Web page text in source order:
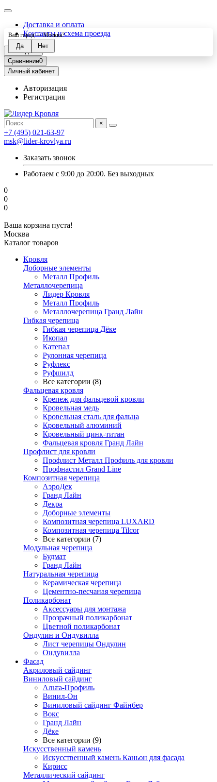
Доставка и оплата
Контакты и схема проезда
Закладки0
Сравнение0
Личный кабинет
Авторизация
Регистрация
×
+7 (495) 021-63-97
msk@lider-krovlya.ru
Заказать звонок
Работаем с 9:00 до 20:00. Без выходных
0
0
0
Ваша корзина пуста!
Москва
Ваш город —Москва?
Каталог товаров
Кровля
Доборные элементы
Металл Профиль
Металлочерепица
Лидер Кровля
Металл Профиль
Металлочерепица Гранд Лайн
Гибкая черепица
Гибкая черепица Дёке
Икопал
Катепал
Рулонная черепица
Руфлекс
Руфшилд
Все категории (8)
Фальцевая кровля
Крепеж для фальцевой кровли
Кровельная медь
Кровельная сталь для фальца
Кровельный алюминий
Кровельный цинк-титан
Фальцевая кровля Гранд Лайн
Профлист для кровли
Профлист Металл Профиль для кровли
Профнастил Grand Line
Композитная черепица
АэроДек
Гранд Лайн
Декра
Доборные элементы
Композитная черепица LUXARD
Композитная черепица Tilcor
Все категории (7)
Модульная черепица
Будмат
Гранд Лайн
Натуральная черепица
Керамическая черепица
Цементно-песчаная черепица
Поликарбонат
Аксессуары для монтажа
Прозрачный поликарбонат
Цветной поликарбонат
Ондулин и Ондувилла
Лист черепицы Ондулин
Ондувилла
Фасад
Акриловый сайдинг
Виниловый сайдинг
Альта-Профиль
Винил-Он
Виниловый сайдинг Файнбер
Вокс
Гранд Лайн
Дёке
Все категории (9)
Искусственный камень
Искусственный камень Каньон для фасада
Кирисс
Металлический сайдинг